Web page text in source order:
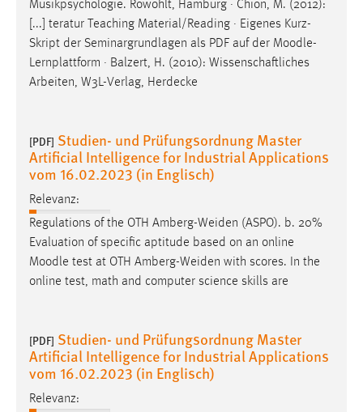
Musikpsychologie. Rowohlt, Hamburg · Chion, M. (2012):
[...] teratur Teaching Material/Reading · Eigenes Kurz-
Skript der Seminargrundlagen als PDF auf der Moodle-
Lernplattform · Balzert, H. (2010): Wissenschaftliches
Arbeiten, W3L-Verlag, Herdecke
[PDF] Studien- und Prüfungsordnung Master
Artificial Intelligence for Industrial Applications
vom 16.02.2023 (in Englisch)
Relevanz:
Regulations of the OTH Amberg-Weiden (ASPO). b. 20%
Evaluation of specific aptitude based on an online
Moodle test at OTH Amberg-Weiden with scores. In the
online test, math and computer science skills are
[PDF] Studien- und Prüfungsordnung Master
Artificial Intelligence for Industrial Applications
vom 16.02.2023 (in Englisch)
Relevanz: